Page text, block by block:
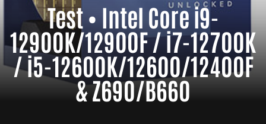
Test • Intel Core i9-
12900K/12900F / i7-12700K
/ i5-12600K/12600/12400F
& Z690/B660